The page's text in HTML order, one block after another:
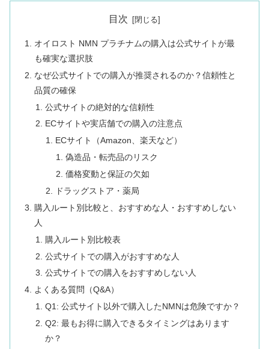
目次
オイロスト NMN プラチナムの購入は公式サイトが最
も確実な選択肢
なぜ公式サイトでの購入が推奨されるのか？信頼性と
品質の確保
公式サイトの絶対的な信頼性
ECサイトや実店舗での購入の注意点
ECサイト（Amazon、楽天など）
偽造品・転売品のリスク
価格変動と保証の欠如
ドラッグストア・薬局
購入ルート別比較と、おすすめな人・おすすめしない
人
購入ルート別比較表
公式サイトでの購入がおすすめな人
公式サイトでの購入をおすすめしない人
よくある質問（Q&A）
Q1: 公式サイト以外で購入したNMNは危険ですか？
Q2: 最もお得に購入できるタイミングはあります
か？